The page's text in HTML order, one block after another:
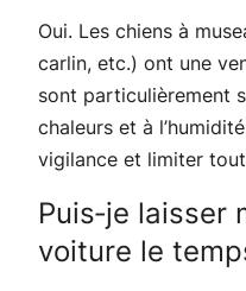
Oui. Les chiens à
carlin, etc.) ont une
sont particulièrement
chaleurs et à
vigilance et limiter
Puis‑je laisser
voiture le